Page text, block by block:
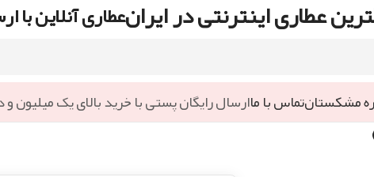
عطاری اینترنتی در ایرانعطاری آنلاین با
مشکستانتماس با ماارسال رایگان پستی با خرید بالای یک میلیون